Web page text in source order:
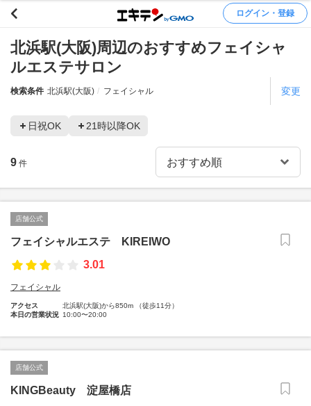
ログイン・登録
北浜駅(大阪)周辺のおすすめフェイシャ
ルエステサロン
検索条件 北浜駅(大阪) フェイシャル 変更
日祝OK 21時以降OK
9 件
店舗公式
フェイシャルエステ KIREIWO
3.01
フェイシャル
アクセス
北浜駅(大阪)から850m （徒歩11分）
本日の営業状況 10:00〜20:00
店舗公式
KINGBeauty 淀屋橋店